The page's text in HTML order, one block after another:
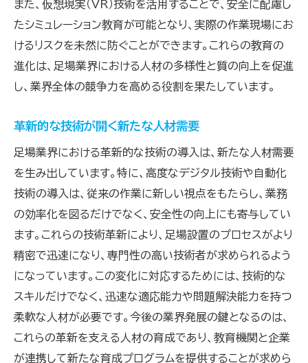
また、仮想現実（VR）技術を活用することで、安全に配慮し
たシミュレーション教育が可能となり、実際の作業現場にお
けるリスクを未然に防ぐことができます。これらの教育の
進化は、足場業界における人材の多様性と質の向上を促進
し、業界全体の競争力を高める役割を果たしています。
革新的な技術が開く新たな人材需要
足場業界における革新的な技術の導入は、新たな人材需要
を生み出しています。特に、高度なデジタル技術や自動化
技術の導入は、従来の作業に新しい視点をもたらし、業務
の効率化を図るだけでなく、安全性の向上にも寄与してい
ます。これらの技術革新により、足場設置のプロセスがより
精密で迅速になり、専門性の高い技術者が求められるよう
になっています。この変化に対応するためには、技術的な
スキルだけでなく、迅速な適応能力や問題解決能力を持つ
柔軟な人材が必要です。今後の業界発展の鍵となるのは、
これらの革新を支える人材の育成であり、教育機関と企業
が連携して新たな育成プログラムを提供することが求めら